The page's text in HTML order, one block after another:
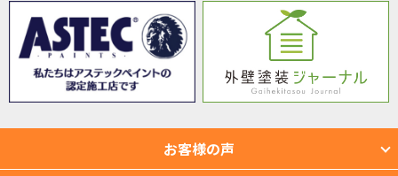
お客様の声